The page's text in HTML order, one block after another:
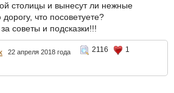
столицы и вынесут ли нежные
что посоветуете?
советы и подсказки!!!
22 апреля 2018 года 2116
1